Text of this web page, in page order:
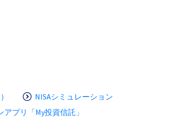
NISAシミュレーション
プリ「My投資信託」